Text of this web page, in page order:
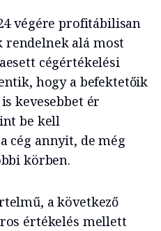
végére profitábilisan
alá most
cégértékelési
hogy a befektetőik
kevesebbet ér
be kell
cég annyit, de még
körben.
a következő
értékelés mellett